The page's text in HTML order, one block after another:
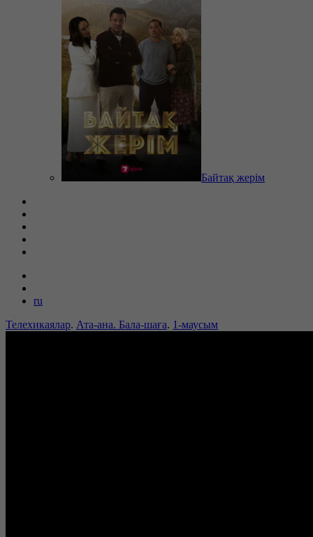
Байтақ жерім
ru
Телехикаялар. Ата-ана. Бала-шаға. 1-маусым